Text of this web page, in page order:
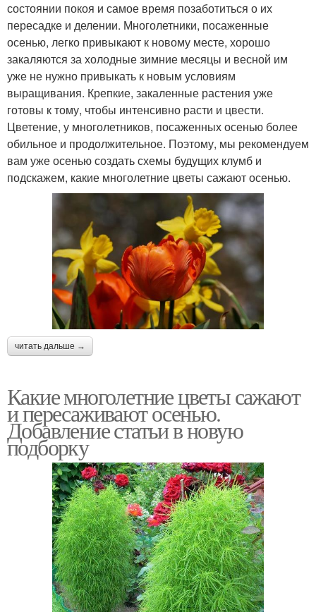
состоянии покоя и самое время позаботиться о их
пересадке и делении. Многолетники, посаженные
осенью, легко привыкают к новому месте, хорошо
закаляются за холодные зимние месяцы и весной им
уже не нужно привыкать к новым условиям
выращивания. Крепкие, закаленные растения уже
готовы к тому, чтобы интенсивно расти и цвести.
Цветение, у многолетников, посаженных осенью более
обильное и продолжительное. Поэтому, мы рекомендуем
вам уже осенью создать схемы будущих клумб и
подскажем, какие многолетние цветы сажают осенью.
читать дальше →
Какие многолетние цветы сажают
и пересаживают осенью.
Добавление статьи в новую
подборку